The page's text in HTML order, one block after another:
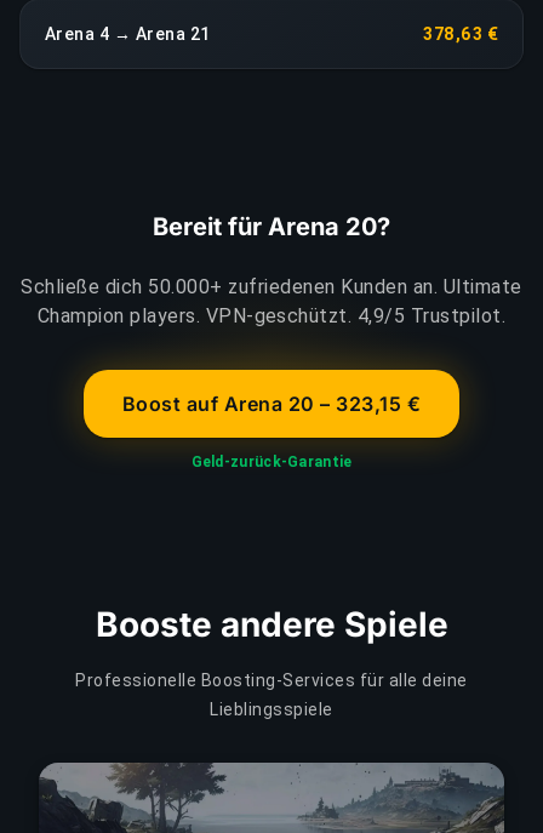
Arena 4 → Arena 21 378,63 €
Bereit für Arena 20?
Schließe dich 50.000+ zufriedenen Kunden an. Ultimate
Champion players. VPN-geschützt. 4,9/5 Trustpilot.
Boost auf Arena 20 – 323,15 €
Geld-zurück-Garantie
Booste andere Spiele
Professionelle Boosting-Services für alle deine
Lieblingsspiele